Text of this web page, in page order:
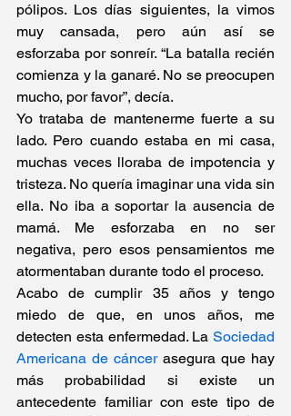
pólipos. Los días siguientes, la vimos
muy cansada, pero aún así se
esforzaba por sonreír. “La batalla recién
comienza y la ganaré. No se preocupen
mucho, por favor”, decía.
Yo trataba de mantenerme fuerte a su
lado. Pero cuando estaba en mi casa,
muchas veces lloraba de impotencia y
tristeza. No quería imaginar una vida sin
ella. No iba a soportar la ausencia de
mamá. Me esforzaba en no ser
negativa, pero esos pensamientos me
atormentaban durante todo el proceso.
Acabo de cumplir 35 años y tengo
miedo de que, en unos años, me
detecten esta enfermedad. La Sociedad
Americana de cáncer asegura que hay
más probabilidad si existe un
antecedente familiar con este tipo de